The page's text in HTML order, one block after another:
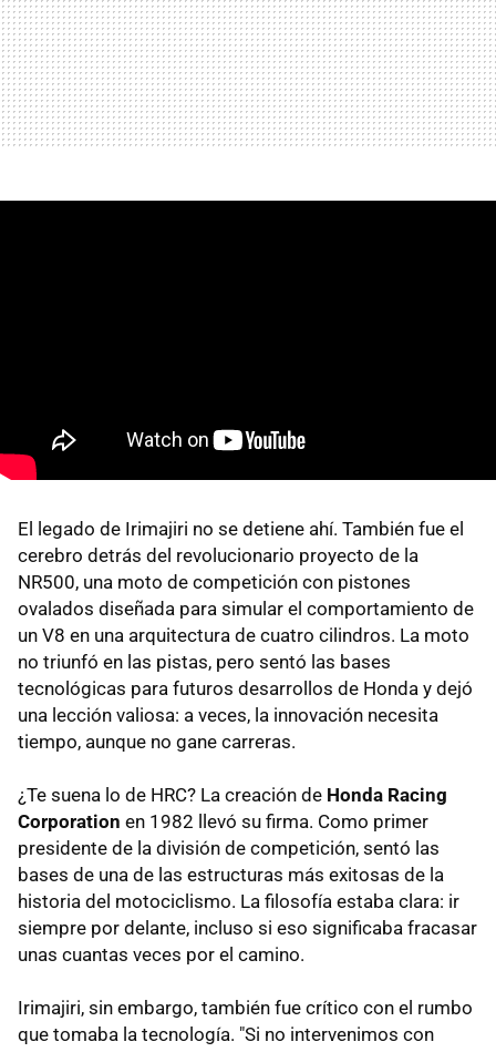
El legado de Irimajiri no se detiene ahí. También fue el
cerebro detrás del revolucionario proyecto de la
NR500, una moto de competición con pistones
ovalados diseñada para simular el comportamiento de
un V8 en una arquitectura de cuatro cilindros. La moto
no triunfó en las pistas, pero sentó las bases
tecnológicas para futuros desarrollos de Honda y dejó
una lección valiosa: a veces, la innovación necesita
tiempo, aunque no gane carreras.
¿Te suena lo de HRC? La creación de Honda Racing
Corporation en 1982 llevó su firma. Como primer
presidente de la división de competición, sentó las
bases de una de las estructuras más exitosas de la
historia del motociclismo. La filosofía estaba clara: ir
siempre por delante, incluso si eso significaba fracasar
unas cuantas veces por el camino.
Irimajiri, sin embargo, también fue crítico con el rumbo
que tomaba la tecnología. "Si no intervenimos con